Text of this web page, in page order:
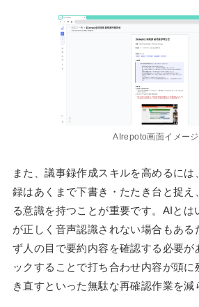
AIrepoto画面イメージ
また、議事録作成スキルを高めるに
録はあくまで下書き・たたき台と捉え
る意識を持つことが重要です。AIとは
が正しく音声認識されない場合もある
ず人の目で要約内容を確認する必要が
ックすることで打ち合わせ内容が頭に
き直すといった無駄な再確認作業を減